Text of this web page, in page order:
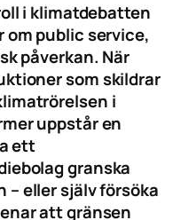
i klimatdebatten
om public service,
påverkan. När
som skildrar
i
uppstår en
ett
granska
eller själv försöka
att gränsen